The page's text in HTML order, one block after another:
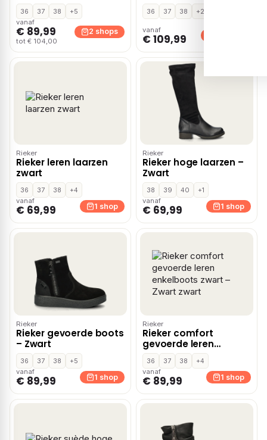
36 37 38
+5
vanaf
€ 89,99
tot € 104,00
2 shops
36 37 38 +2
vanaf
€ 109,99
Rieker
Rieker leren laarzen
zwart
36 37 38
+4
vanaf
€ 69,99 1 shop
Rieker
Rieker hoge laarzen –
Zwart
38 39 40
+1
vanaf
€ 69,99 1 shop
Rieker
Rieker gevoerde boots
– Zwart
36 37 38
+5
vanaf
€ 89,99 1 shop
Rieker
Rieker comfort
gevoerde leren
enkelboots zwart –
Zwart zwart
36 37 38
+4
vanaf
€ 89,99 1 shop